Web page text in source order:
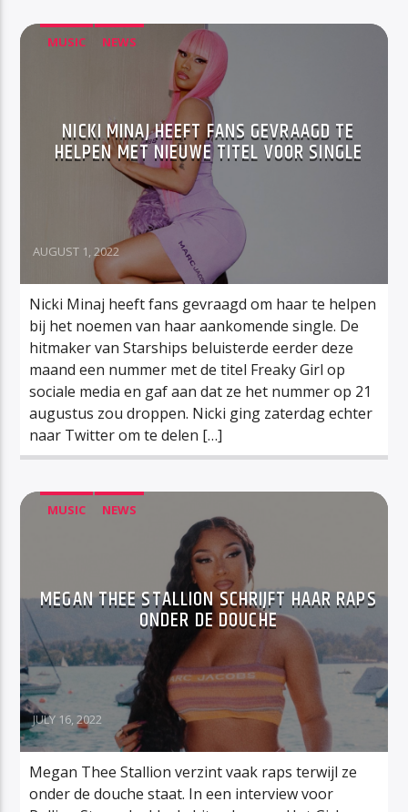
MUSIC NEWS
NICKI MINAJ HEEFT FANS GEVRAAGD TE
HELPEN MET NIEUWE TITEL VOOR SINGLE
AUGUST 1, 2022
Nicki Minaj heeft fans gevraagd om haar te helpen
bij het noemen van haar aankomende single. De
hitmaker van Starships beluisterde eerder deze
maand een nummer met de titel Freaky Girl op
sociale media en gaf aan dat ze het nummer op 21
augustus zou droppen. Nicki ging zaterdag echter
naar Twitter om te delen […]
MUSIC NEWS
MEGAN THEE STALLION SCHRIJFT HAAR RAPS
ONDER DE DOUCHE
JULY 16, 2022
Megan Thee Stallion verzint vaak raps terwijl ze
onder de douche staat. In een interview voor